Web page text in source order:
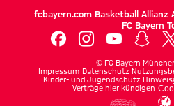
fcbayern.com Basketball Allianz
FC Bayern
© FC Bayern
Impressum Datenschutz
Kinder- und Jugendschutz
Verträge hier kündigen